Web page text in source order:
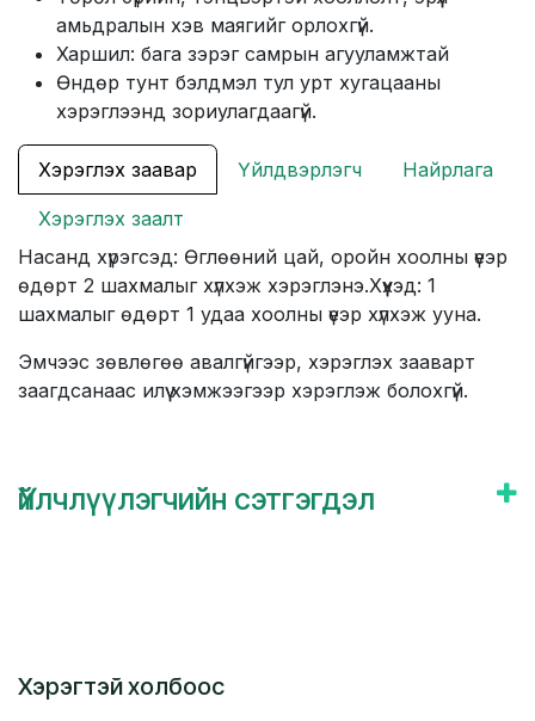
амьдралын хэв маягийг орлохгүй.
Харшил: бага зэрэг самрын агууламжтай
Өндөр тунт бэлдмэл тул урт хугацааны
хэрэглээнд зориулагдаагүй.
Хэрэглэх заавар Үйлдвэрлэгч Найрлага
Хэрэглэх заалт
Насанд хүрэгсэд: Өглөөний цай, оройн хоолны үеэр
өдөрт 2 шахмалыг хүлхэж хэрэглэнэ.Хүүхэд: 1
шахмалыг өдөрт 1 удаа хоолны үеэр хүлхэж ууна.
Эмчээс зөвлөгөө авалгүйгээр, хэрэглэх зааварт
заагдсанаас илүү хэмжээгээр хэрэглэж болохгүй.
Үйлчлүүлэгчийн сэтгэгдэл
Хэрэгтэй холбоос